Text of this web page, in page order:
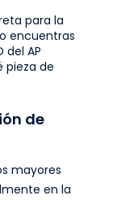
para la
encuentras
del AP
de
de
mayores
en la